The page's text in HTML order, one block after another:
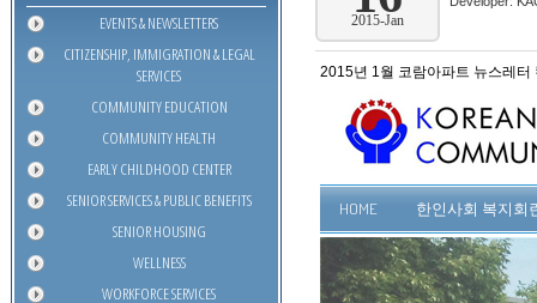
EVENTS & NEWSLETTERS
CITIZENSHIP, IMMIGRATION & LEGAL
SERVICES
COMMUNITY EDUCATION
COMMUNITY HEALTH
EARLY CHILDHOOD CENTER
SENIOR SERVICES & PUBLIC BENEFITS
SENIOR HOUSING
WELLNESS
WORKFORCE SERVICES
2015-Jan
2015년 1월 코람아파트 뉴스레터